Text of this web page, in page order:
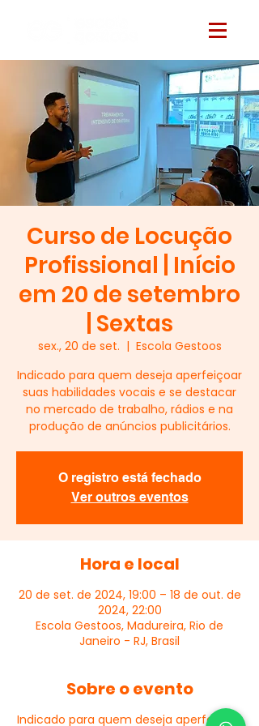
Curso de Locução
Profissional | Início
em 20 de setembro
| Sextas
sex., 20 de set.
  |
Escola Gestoos
Indicado para quem deseja aperfeiçoar
suas habilidades vocais e se destacar
no mercado de trabalho, rádios e na
produção de anúncios publicitários.
O registro está fechado
Ver outros eventos
Hora e local
20 de set. de 2024, 19:00 – 18 de out. de
2024, 22:00
Escola Gestoos, Madureira, Rio de
Janeiro - RJ, Brasil
Sobre o evento
Indicado para quem deseja aperfeiçoar